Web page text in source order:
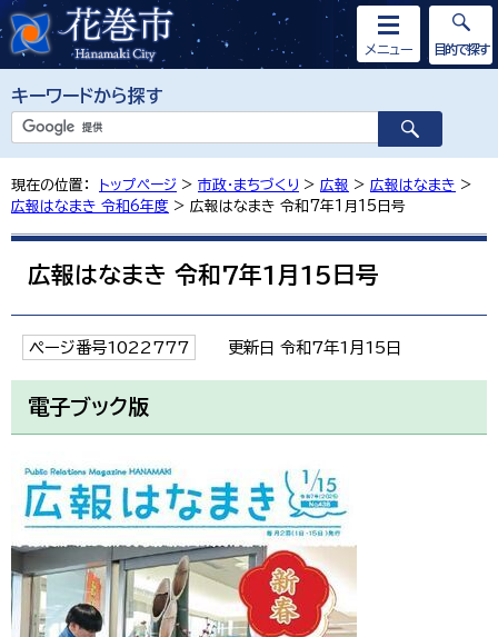
キーワードから探す
メニュー 目的で探す
現在の位置： トップページ > 市政・まちづくり > 広報 > 広報はなまき >
広報はなまき 令和6年度 > 広報はなまき 令和7年1月15日号
広報はなまき 令和7年1月15日号
ページ番号1022777 更新日 令和7年1月15日
電子ブック版